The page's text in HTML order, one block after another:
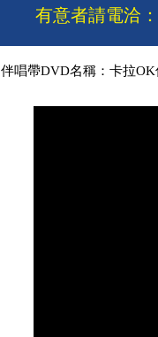
有意者請電洽
伴唱帶DVD名稱：卡拉